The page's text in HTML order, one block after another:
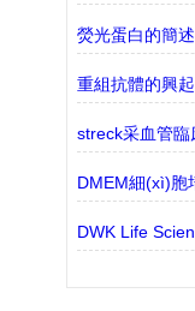
熒光蛋白的簡述
DMEM細(xì)胞
DWK Life